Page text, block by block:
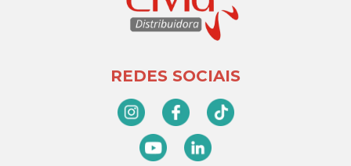
REDES SOCIAIS